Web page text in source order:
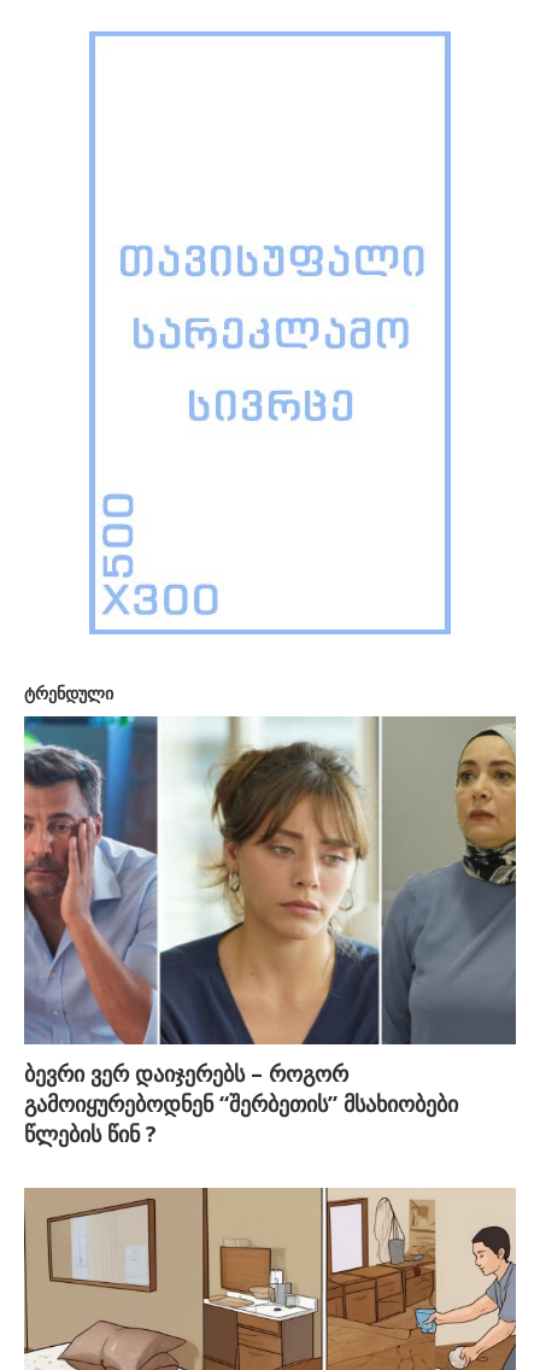
ტრენდული
ბევრი ვერ დაიჯერებს – როგორ
გამოიყურებოდნენ “შერბეთის” მსახიობები
წლების წინ ?